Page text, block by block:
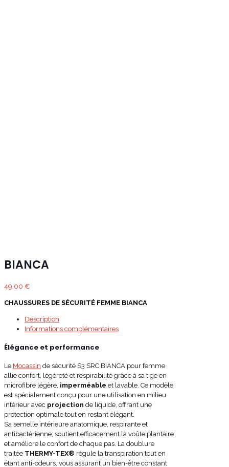
BIANCA
49,00 €
CHAUSSURES DE SÉCURITÉ FEMME BIANCA
Description
Informations complémentaires
Élégance et performance
Le Mocassin de sécurité S3 SRC BIANCA pour femme
allie confort, légèreté et respirabilité grâce à sa tige en
microfibre légère, imperméable et lavable. Ce modèle
est spécialement conçu pour une utilisation en milieu
intérieur avec projection de liquide, offrant une
protection optimale tout en restant élégant.
Sa semelle intérieure anatomique, respirante et
antibactérienne, soutient efficacement la voûte plantaire
et améliore le confort de chaque pas. La doublure
traitée THERMY-TEX® régule la transpiration tout en
étant anti-odeurs, vous assurant un bien-être constant